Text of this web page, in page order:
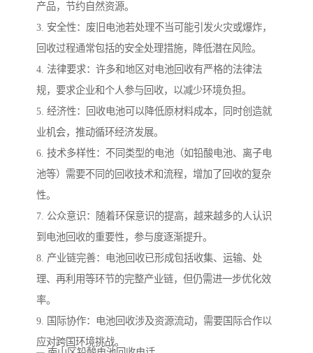
产品，节约自然资源。
3. 安全性：废旧电池若处理不当可能引发火灾或爆炸，
回收过程通常包括的安全处理措施，降低潜在风险。
4. 法律要求：许多和地区对电池回收有严格的法律法
规，要求企业和个人参与回收，以减少环境负担。
5. 经济性：回收电池可以降低原材料成本，同时创造就
业机会，推动循环经济发展。
6. 技术多样性：不同类型的电池（如铅酸电池、离子电
池等）需要不同的回收技术和流程，增加了回收的复杂
性。
7. 公众意识：随着环保意识的提高，越来越多的人认识
到电池回收的重要性，参与度逐渐提升。
8. 产业链完善：电池回收已形成包括收集、运输、处
理、再利用等环节的完整产业链，但仍需进一步优化效
率。
9. 国际协作：电池回收涉及资源流动，需要国际合作以
应对跨国环境挑战。